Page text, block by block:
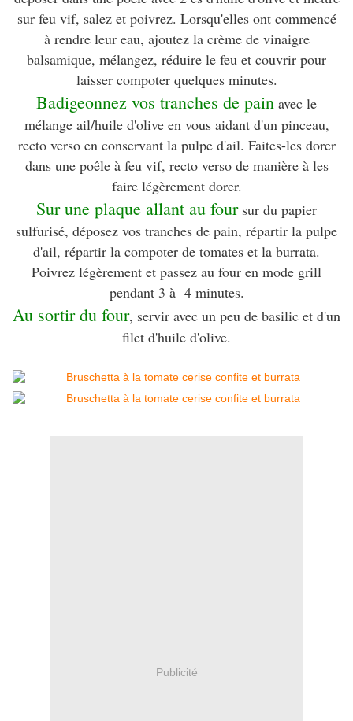
sur feu vif, salez et poivrez. Lorsqu'elles ont commencé
à rendre leur eau, ajoutez la crème de vinaigre
balsamique, mélangez, réduire le feu et couvrir pour
laisser compoter quelques minutes.
Badigeonnez vos tranches de pain avec le
mélange ail/huile d'olive en vous aidant d'un pinceau,
recto verso en conservant la pulpe d'ail. Faites-les dorer
dans une poêle à feu vif, recto verso de manière à les
faire légèrement dorer.
Sur une plaque allant au foursur du papier
sulfurisé, déposez vos tranches de pain, répartir la pulpe
d'ail, répartir la compoter de tomates et la burrata.
Poivrez légèrement et passez au four en mode grill
pendant 3 à 4 minutes.
Au sortir du four, servir avec un peu de basilic et d'un
filet d'huile d'olive.
Publicité